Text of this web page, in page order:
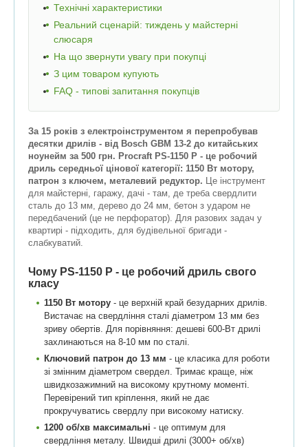
Технічні характеристики
Реальний сценарій: тиждень у майстерні
слюсаря
На що звернути увагу при покупці
З цим товаром купують
FAQ - типові запитання покупців
За 15 років з електроінструментом я перепробував
десятки дрилів - від Bosch GBM 13-2 до китайських
ноунейм за 500 грн. Procraft PS-1150 P - це робочий
дриль середньої цінової категорії: 1150 Вт мотору,
патрон з ключем, металевий редуктор. Це інструмент
для майстерні, гаражу, дачі - там, де треба свердлити
сталь до 13 мм, дерево до 24 мм, бетон з ударом не
передбачений (це не перфоратор). Для разових задач у
квартирі - підходить, для будівельної бригади -
слабкуватий.
Чому PS-1150 P - це робочий дриль свого
класу
1150 Вт мотору - це верхній край безударних дрилів.
Вистачає на свердління сталі діаметром 13 мм без
зриву обертів. Для порівняння: дешеві 600-Вт дрилі
захлинаються на 8-10 мм по сталі.
Ключовий патрон до 13 мм - це класика для роботи
зі змінним діаметром свердел. Тримає краще, ніж
швидкозажимний на високому крутному моменті.
Перевірений тип кріплення, який не дає
прокручуватись свердлу при високому натиску.
1200 об/хв максимальні - це оптимум для
свердління металу. Швидші дрилі (3000+ об/хв)